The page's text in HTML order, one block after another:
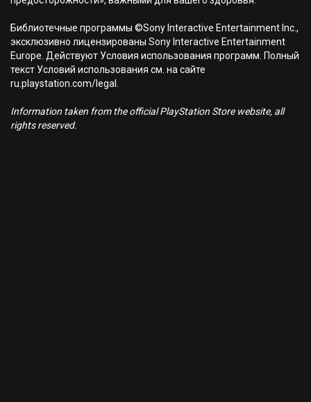
Библиотечные программы ©Sony Interactive Entertainment Inc.,
эксклюзивно лицензированы Sony Interactive Entertainment
Europe. Действуют Условия использования программ. Полный
текст Условий использования см. на сайте
ru.playstation.com/legal.
Information taken from the official PlayStation Store website, all
rights reserved.